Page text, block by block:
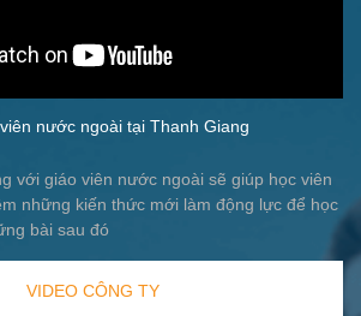
nước ngoài tại Thanh Giang
với giáo viên nước ngoài sẽ giúp học viên
những kiến thức mới làm động lực để học
bài sau đó
VIDEO CÔNG TY